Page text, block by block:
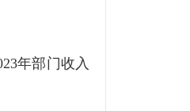
年部门收入